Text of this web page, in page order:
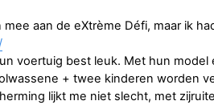
mee aan de eXtrème Défi, maar ik
voertuig best leuk. Met hun
+ twee kinderen worden
lijkt me niet slecht, met